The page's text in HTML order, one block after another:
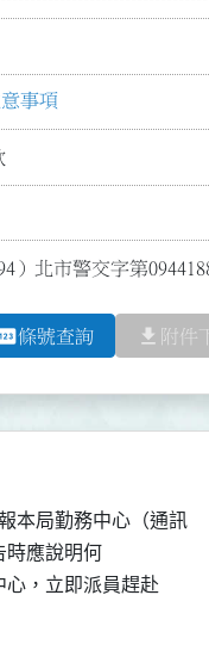
事項
）北市警交字第
條號查詢 file_download 附件
本局勤務中心（通訊
時應說明何
心，立即派員趕赴